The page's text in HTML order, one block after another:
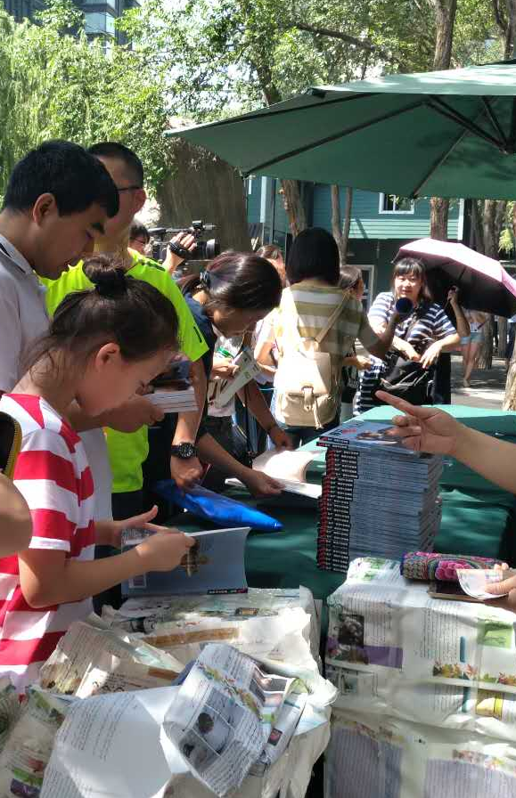
游 阿勒泰北屯市巡游 阿勒泰布尔津县巡游 伊犁州察布查尔县巡游 伊犁昭苏巡游
厅 国家记忆A馆 国家记忆B馆 红山玉馆 酒店大厅 料场餐厅 健身房 办公区域 小厨